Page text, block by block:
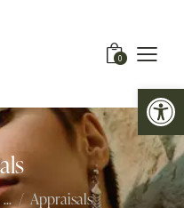
Abrir barra de herramientas
0
... Appraisals